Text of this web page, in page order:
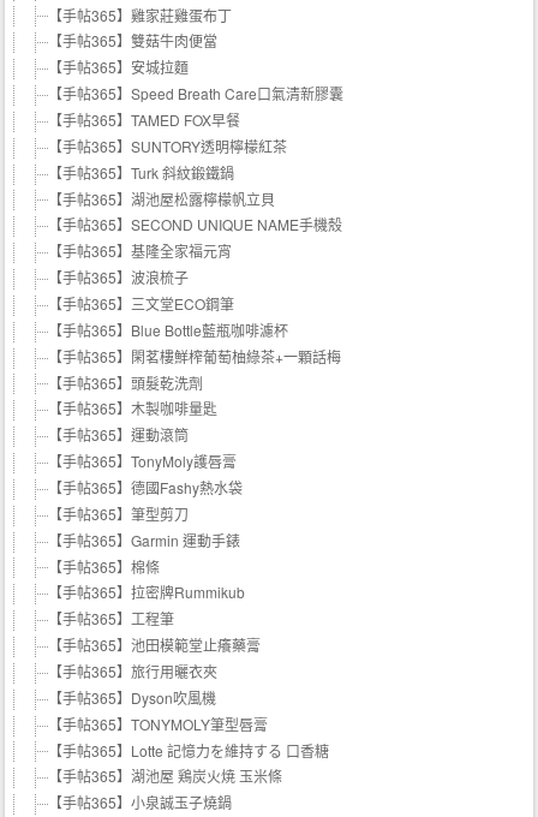
【手帖365】雞家莊雞蛋布丁
【手帖365】雙菇牛肉便當
【手帖365】安城拉麵
【手帖365】Speed Breath Care口氣清新膠囊
【手帖365】TAMED FOX早餐
【手帖365】SUNTORY透明檸檬紅茶
【手帖365】Turk 斜紋鍛鐵鍋
【手帖365】湖池屋松露檸檬帆立貝
【手帖365】SECOND UNIQUE NAME手機殼
【手帖365】基隆全家福元宵
【手帖365】波浪梳子
【手帖365】三文堂ECO鋼筆
【手帖365】Blue Bottle藍瓶咖啡濾杯
【手帖365】閑茗樓鮮榨葡萄柚綠茶+一顆話梅
【手帖365】頭髮乾洗劑
【手帖365】木製咖啡量匙
【手帖365】運動滾筒
【手帖365】TonyMoly護唇膏
【手帖365】德國Fashy熱水袋
【手帖365】筆型剪刀
【手帖365】Garmin 運動手錶
【手帖365】棉條
【手帖365】拉密牌Rummikub
【手帖365】工程筆
【手帖365】池田模範堂止癢藥膏
【手帖365】旅行用曬衣夾
【手帖365】Dyson吹風機
【手帖365】TONYMOLY筆型唇膏
【手帖365】Lotte 記憶力を維持する 口香糖
【手帖365】湖池屋 鶏炭火焼 玉米條
【手帖365】小泉誠玉子燒鍋